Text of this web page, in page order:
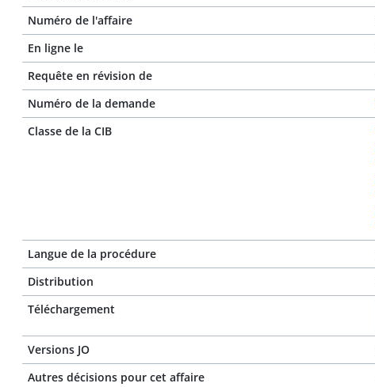
Numéro de l'affaire
En ligne le
Requête en révision de
Numéro de la demande
Classe de la CIB
Langue de la procédure
Distribution
Téléchargement
Versions JO
Autres décisions pour cet affaire